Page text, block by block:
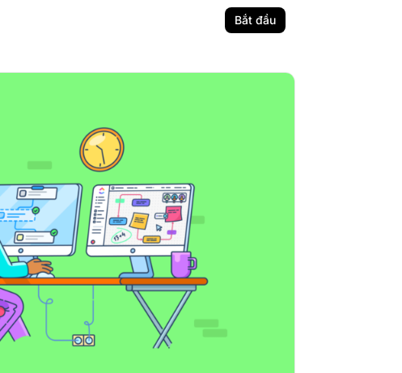
Bắt đầu